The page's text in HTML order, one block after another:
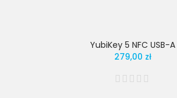
YubiKey 5 NFC USB-A
279,00 zł